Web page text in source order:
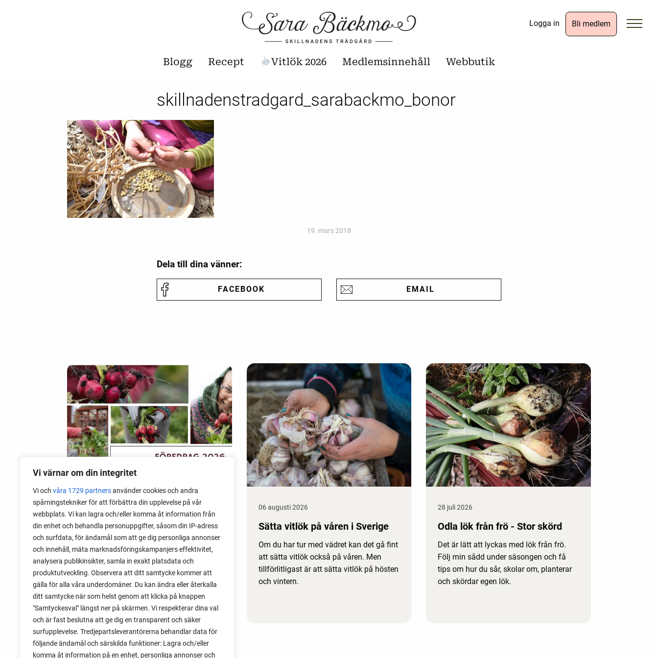
Vi värnar om din integritet
Vi och våra 1729 partnersanvänder cookies och andra
spårningstekniker för att förbättra din upplevelse på vår
webbplats. Vi kan lagra och/eller komma åt information från
din enhet och behandla personuppgifter, såsom din IP-adress
och surfdata, för ändamål som att ge dig personliga annonser
och innehåll, mäta marknadsföringskampanjers effektivitet,
analysera publikinsikter, samla in exakt platsdata och
produktutveckling. Observera att ditt samtycke kommer att
gälla för alla våra underdomäner. Du kan ändra eller återkalla
ditt samtycke när som helst genom att klicka på knappen
"Samtyckesval" längst ner på skärmen. Vi respekterar dina val
och är fast beslutna att ge dig en transparent och säker
surfupplevelse. Tredjepartsleverantörerna behandlar data för
följande ändamål och särskilda funktioner: Lagra och/eller
komma åt information på en enhet, personliga annonser och
Logga in Bli medlem
Blogg Recept Vitlök 2026 Medlemsinnehåll Webbutik
skillnadenstradgard_sarabackmo_bonor
19. mars 2018
Dela till dina vänner:
FACEBOOK EMAIL
09 augusti 2026
Föredrag 2026: Odla kreativt i
kris
2026 gör jag en mitt föredrag om att
odla kreativt i kris. Ett evenemang om att
använda odling som förberedelse till
olika typer av kriser.
06 augusti 2026
Sätta vitlök på våren i Sverige
Om du har tur med vädret kan det gå fint
att sätta vitlök också på våren. Men
tillförlitligast är att sätta vitlök på hösten
och vintern.
28 juli 2026
Odla lök från frö - Stor skörd
Det är lätt att lyckas med lök från frö.
Följ min sådd under säsongen och få
tips om hur du sår, skolar om, planterar
och skördar egen lök.